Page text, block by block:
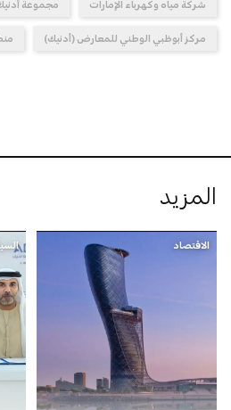
شركة مياه وكهرباء الإمارات مجموعة أدنيك
مركز أبوظبي الوطني للمعارض (أدنيك)
المزيد
الاقتصاد